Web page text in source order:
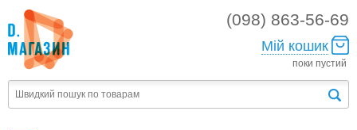
(098) 863-56-69
Мій кошик
поки пустий